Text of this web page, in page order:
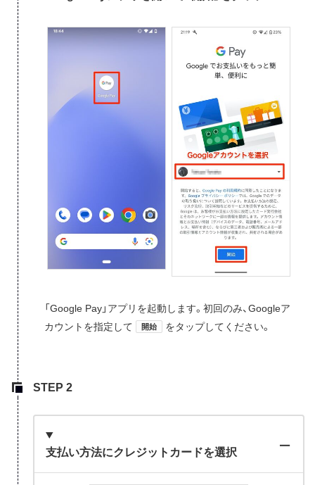
「Google Pay」アプリを起動します。初回のみ、Googleア
カウントを指定して
開始 をタップしてください。
支払い方法にクレジットカードを選択